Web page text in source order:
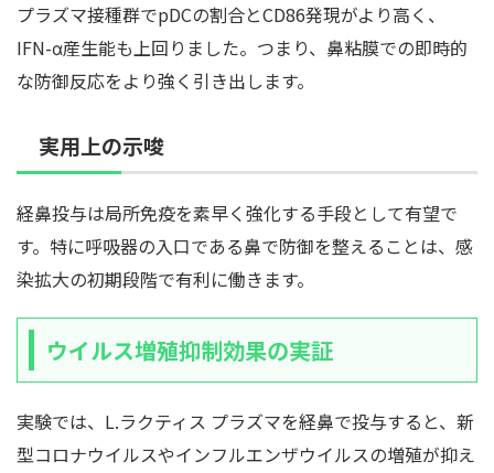
プラズマ接種群でpDCの割合とCD86発現がより高く、
IFN-α産生能も上回りました。つまり、鼻粘膜での即時的
な防御反応をより強く引き出します。
実用上の示唆
経鼻投与は局所免疫を素早く強化する手段として有望で
す。特に呼吸器の入口である鼻で防御を整えることは、感
染拡大の初期段階で有利に働きます。
ウイルス増殖抑制効果の実証
実験では、L.ラクティス プラズマを経鼻で投与すると、新
型コロナウイルスやインフルエンザウイルスの増殖が抑え